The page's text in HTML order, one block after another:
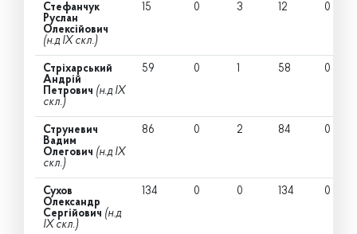
Стефанчук
Руслан
Олексійович
(н.д IX скл.)
15 0 3 12 0
Стріхарський
Андрій
Петрович (н.д IX
скл.)
59 0 1 58 0
Струневич
Вадим
Олегович (н.д IX
скл.)
86 0 2 84 0
Сухов
Олександр
Сергійович (н.д
IX скл.)
134 0 0 134 0